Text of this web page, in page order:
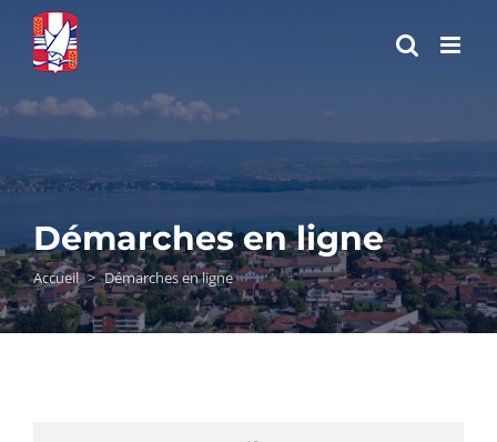
Passer
contenu
Démarches en ligne
Accueil > Démarches en ligne